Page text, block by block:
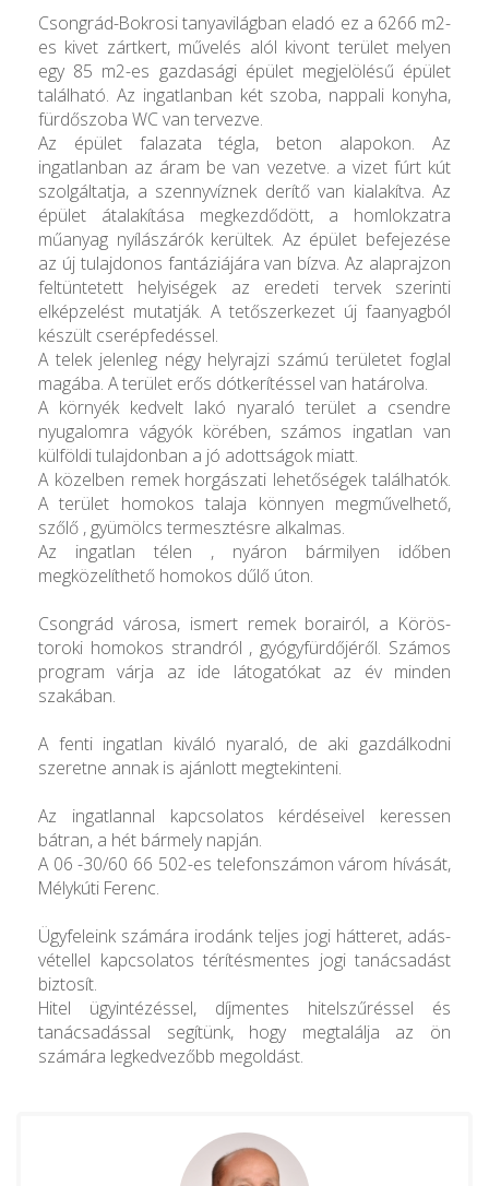
Csongrád-Bokrosi tanyavilágban eladó ez a 6266 m2-
es kivet zártkert, művelés alól kivont terület melyen
egy 85 m2-es gazdasági épület megjelölésű épület
található. Az ingatlanban két szoba, nappali konyha,
fürdőszoba WC van tervezve.
Az épület falazata tégla, beton alapokon. Az
ingatlanban az áram be van vezetve. a vizet fúrt kút
szolgáltatja, a szennyvíznek derítő van kialakítva. Az
épület átalakítása megkezdődött, a homlokzatra
műanyag nyílászárók kerültek. Az épület befejezése
az új tulajdonos fantáziájára van bízva. Az alaprajzon
feltüntetett helyiségek az eredeti tervek szerinti
elképzelést mutatják. A tetőszerkezet új faanyagból
készült cserépfedéssel.
A telek jelenleg négy helyrajzi számú területet foglal
magába. A terület erős dótkerítéssel van határolva.
A környék kedvelt lakó nyaraló terület a csendre
nyugalomra vágyók körében, számos ingatlan van
külföldi tulajdonban a jó adottságok miatt.
A közelben remek horgászati lehetőségek találhatók.
A terület homokos talaja könnyen megművelhető,
szőlő , gyümölcs termesztésre alkalmas.
Az ingatlan télen , nyáron bármilyen időben
megközelíthető homokos dűlő úton.
Csongrád városa, ismert remek borairól, a Körös-
toroki homokos strandról , gyógyfürdőjéről. Számos
program várja az ide látogatókat az év minden
szakában.
A fenti ingatlan kiváló nyaraló, de aki gazdálkodni
szeretne annak is ajánlott megtekinteni.
Az ingatlannal kapcsolatos kérdéseivel keressen
bátran, a hét bármely napján.
A 06 -30/60 66 502-es telefonszámon várom hívását,
Mélykúti Ferenc.
Ügyfeleink számára irodánk teljes jogi hátteret, adás-
vétellel kapcsolatos térítésmentes jogi tanácsadást
biztosít.
Hitel ügyintézéssel, díjmentes hitelszűréssel és
tanácsadással segítünk, hogy megtalálja az ön
számára legkedvezőbb megoldást.